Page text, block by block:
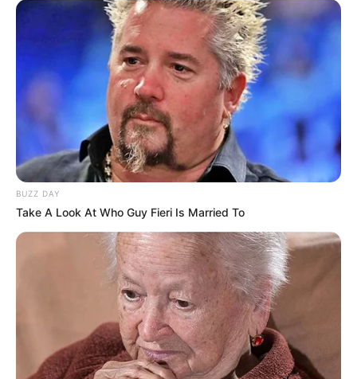
BUZZ DAY
Take A Look At Who Guy Fieri Is Married To